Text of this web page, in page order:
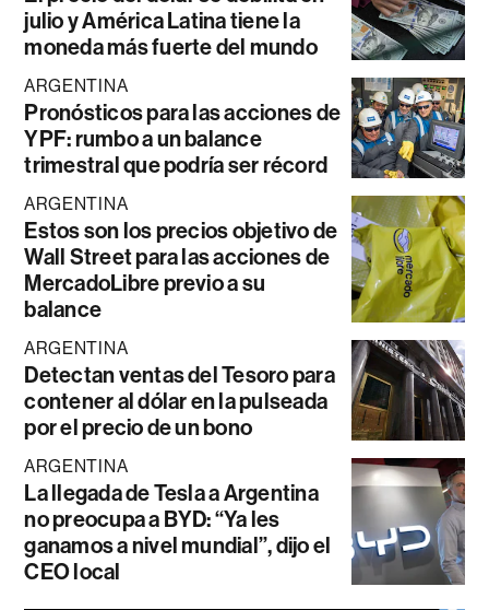
julio y América Latina tiene la
moneda más fuerte del mundo
ARGENTINA
Pronósticos para las acciones de
YPF: rumbo a un balance
trimestral que podría ser récord
ARGENTINA
Estos son los precios objetivo de
Wall Street para las acciones de
MercadoLibre previo a su
balance
ARGENTINA
Detectan ventas del Tesoro para
contener al dólar en la pulseada
por el precio de un bono
ARGENTINA
La llegada de Tesla a Argentina
no preocupa a BYD: “Ya les
ganamos a nivel mundial”, dijo el
CEO local